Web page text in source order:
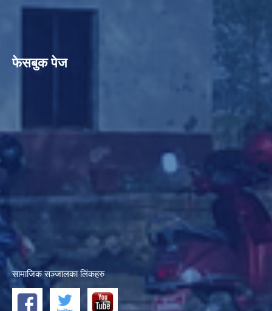
फेसबुक पेज
सामाजिक सञ्जालका लिंकहरु